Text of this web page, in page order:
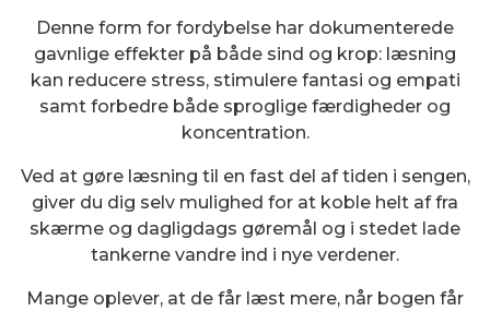
Denne form for fordybelse har dokumenterede
gavnlige effekter på både sind og krop: læsning
kan reducere stress, stimulere fantasi og empati
samt forbedre både sproglige færdigheder og
koncentration.
Ved at gøre læsning til en fast del af tiden i sengen,
giver du dig selv mulighed for at koble helt af fra
skærme og dagligdags gøremål og i stedet lade
tankerne vandre ind i nye verdener.
Mange oplever, at de får læst mere, når bogen får